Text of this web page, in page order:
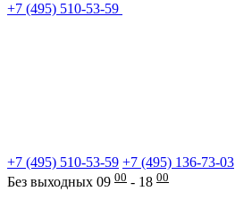
+7 (495) 510-53-59
+7 (495) 510-53-59 +7 (495) 136-73-03
Без выходных 09 00 - 18 00